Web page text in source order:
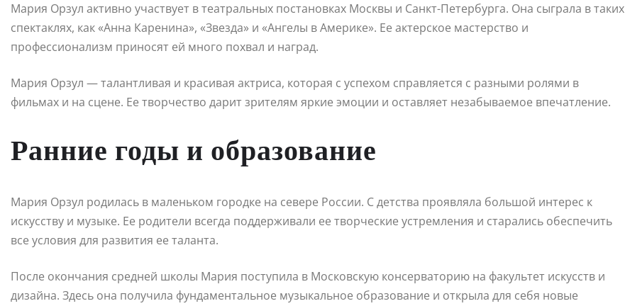
Мария Орзул активно участвует в театральных постановках Москвы и Санкт-Петербурга. Она сыграла в таких
спектаклях, как «Анна Каренина», «Звезда» и «Ангелы в Америке». Ее актерское мастерство и
профессионализм приносят ей много похвал и наград.
Мария Орзул — талантливая и красивая актриса, которая с успехом справляется с разными ролями в
фильмах и на сцене. Ее творчество дарит зрителям яркие эмоции и оставляет незабываемое впечатление.
Ранние годы и образование
Мария Орзул родилась в маленьком городке на севере России. С детства проявляла большой интерес к
искусству и музыке. Ее родители всегда поддерживали ее творческие устремления и старались обеспечить
все условия для развития ее таланта.
После окончания средней школы Мария поступила в Московскую консерваторию на факультет искусств и
дизайна. Здесь она получила фундаментальное музыкальное образование и открыла для себя новые